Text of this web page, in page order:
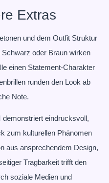
Extras
und dem Outfit Struktur
oder Braun wirken
einen Statement-Charakter
runden den Look ab
Note.
demonstriert eindrucksvoll,
zum kulturellen Phänomen
aus ansprechendem Design,
Tragbarkeit trifft den
soziale Medien und